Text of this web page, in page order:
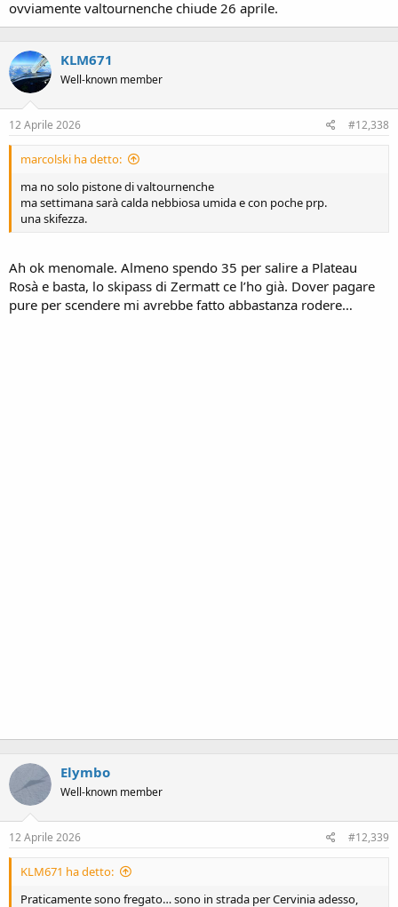
ovviamente valtournenche chiude 26 aprile.
KLM671
Well-known member
12 Aprile 2026 #12,338
marcolski ha detto:
ma no solo pistone di valtournenche
ma settimana sarà calda nebbiosa umida e con poche prp.
una skifezza.
Ah ok menomale. Almeno spendo 35 per salire a Plateau
Rosà e basta, lo skipass di Zermatt ce l’ho già. Dover pagare
pure per scendere mi avrebbe fatto abbastanza rodere…
Elymbo
Well-known member
12 Aprile 2026 #12,339
KLM671 ha detto:
Praticamente sono fregato… sono in strada per Cervinia adesso,